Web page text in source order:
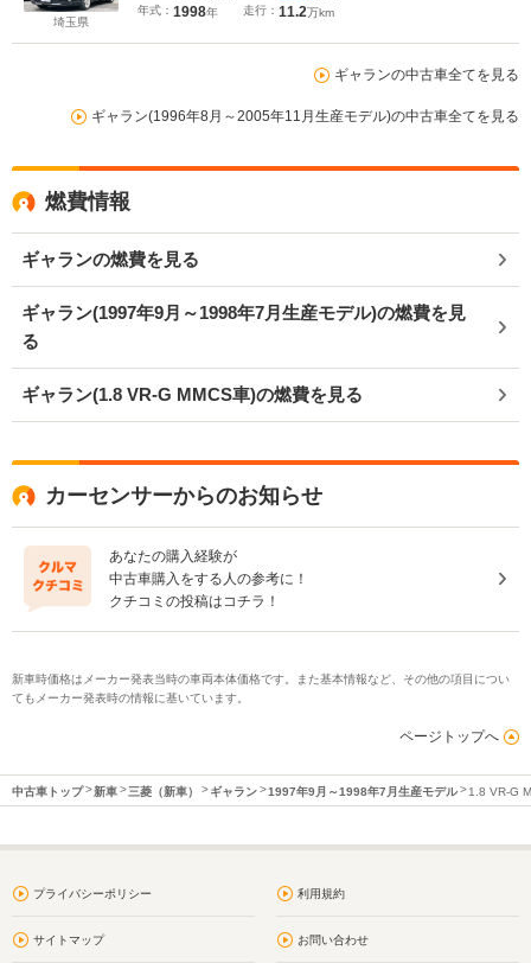
埼玉県
年式： 1998年
走行： 11.2万km
ギャランの中古車全てを見る
ギャラン(1996年8月～2005年11月生産モデル)の中古車全てを見る
燃費情報
ギャランの燃費を見る
ギャラン(1997年9月～1998年7月生産モデル)の燃費を見
る
ギャラン(1.8 VR-G MMCS車)の燃費を見る
カーセンサーからのお知らせ
あなたの購入経験が
中古車購入をする人の参考に！
クチコミの投稿はコチラ！
新車時価格はメーカー発表当時の車両本体価格です。また基本情報など、その他の項目につい
てもメーカー発表時の情報に基いています。
ページトップへ
中古車トップ 新車 三菱（新車） ギャラン 1997年9月～1998年7月生産モデル 1.8 VR-G
プライバシーポリシー 利用規約
サイトマップ お問い合わせ